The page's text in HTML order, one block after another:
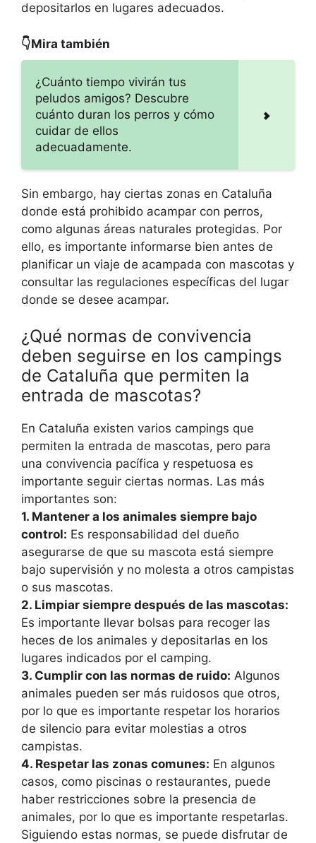
depositarlos en lugares adecuados.
👇Mira también
¿Cuánto tiempo vivirán tus
peludos amigos? Descubre
cuánto duran los perros y cómo
cuidar de ellos
adecuadamente.
Sin embargo, hay ciertas zonas en Cataluña
donde está prohibido acampar con perros,
como algunas áreas naturales protegidas. Por
ello, es importante informarse bien antes de
planificar un viaje de acampada con mascotas y
consultar las regulaciones específicas del lugar
donde se desee acampar.
¿Qué normas de convivencia
deben seguirse en los campings
de Cataluña que permiten la
entrada de mascotas?
En Cataluña existen varios campings que
permiten la entrada de mascotas, pero para
una convivencia pacífica y respetuosa es
importante seguir ciertas normas. Las más
importantes son:
1. Mantener a los animales siempre bajo
control: Es responsabilidad del dueño
asegurarse de que su mascota está siempre
bajo supervisión y no molesta a otros campistas
o sus mascotas.
2. Limpiar siempre después de las mascotas:
Es importante llevar bolsas para recoger las
heces de los animales y depositarlas en los
lugares indicados por el camping.
3. Cumplir con las normas de ruido: Algunos
animales pueden ser más ruidosos que otros,
por lo que es importante respetar los horarios
de silencio para evitar molestias a otros
campistas.
4. Respetar las zonas comunes: En algunos
casos, como piscinas o restaurantes, puede
haber restricciones sobre la presencia de
animales, por lo que es importante respetarlas.
Siguiendo estas normas, se puede disfrutar de